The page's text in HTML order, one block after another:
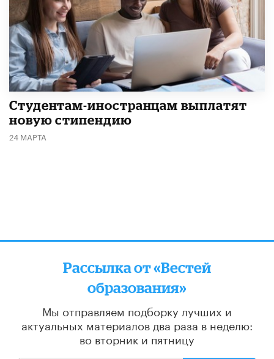
Студентам-иностранцам выплатят
новую стипендию
24 МАРТА
Рассылка от «Вестей
образования»
Мы отправляем подборку лучших и
актуальных материалов два раза в неделю:
во вторник и пятницу